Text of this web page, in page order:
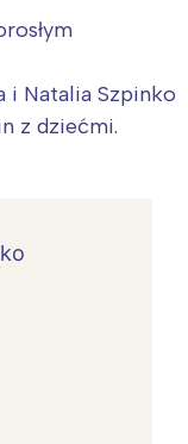
i Natalia Szpinko
z dziećmi.